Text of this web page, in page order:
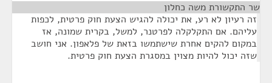
שר התקשורת משה כחלון
זה רעיון לא רע, את יכולה להגיש הצעת חוק פרטית, לכפות
עליהם. אם התקלקלה לפרטנר, למשל, בקרית שמונה, אז
במקום להקים אחרת שישתמשו בזאת של פלאפון. אני חושב
שזה יכול להיות מצוין במסגרת הצעת חוק פרטית.